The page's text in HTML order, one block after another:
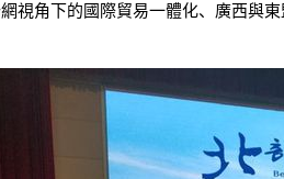
視角下的國際貿易一體化、廣西與